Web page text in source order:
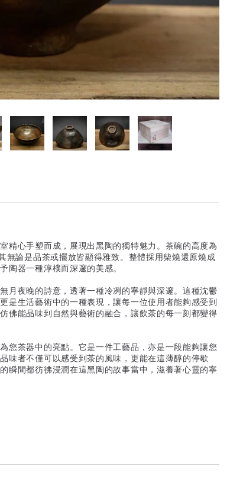
精心手塑而成，展現出黑陶的獨特魅力。茶碗的高度為
無論是品茶或擺放皆顯得雅致。整體採用柴燒還原燒成
陶器一種淳樸而深邃的美感。
月夜晚的詩意，透著一種冷冽的寧靜與深邃。這種沈鬱
是生活藝術中的一種表現，讓每一位使用者能夠感受到
佛能品味到自然與藝術的融合，讓飲茶的每一刻都變得
您茶器中的亮點。它是一件工藝品，亦是一段能夠讓您
味者不僅可以感受到茶的風味，更能在這薄醇的停歇
瞬間都彷彿浸潤在這黑陶的故事當中，滋養著心靈的寧